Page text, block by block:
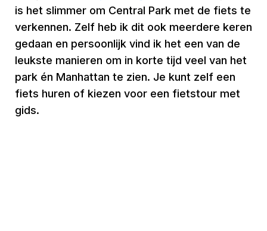
is het slimmer om Central Park met de fiets te
verkennen. Zelf heb ik dit ook meerdere keren
gedaan en persoonlijk vind ik het een van de
leukste manieren om in korte tijd veel van het
park én Manhattan te zien. Je kunt zelf een
fiets huren of kiezen voor een fietstour met
gids.